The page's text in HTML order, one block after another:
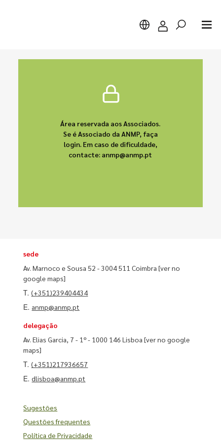
Área reservada aos Associados.
Se é Associado da ANMP, faça
login. Em caso de dificuldade,
contacte: anmp@anmp.pt
sede
Av. Marnoco e Sousa 52 - 3004 511 Coimbra[ver no
google maps]
T.(+351)239404434
E. anmp@anmp.pt
delegação
Av. Elias Garcia, 7 - 1º - 1000 146 Lisboa[ver no google
maps]
T.(+351)217936657
E.dlisboa@anmp.pt
Sugestões
Questões frequentes
Política de Privacidade